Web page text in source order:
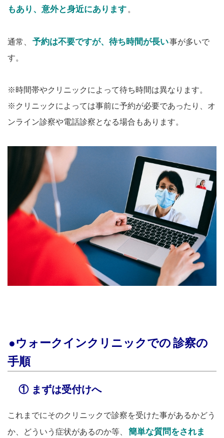
もあり、意外と身近にあります 。
通常、 予約は不要ですが、待ち時間が長い事が多いで
す。
※時間帯やクリニックによって待ち時間は異なります。
※クリニックによっては事前に予約が必要であったり、オ
ンライン診察や電話診察となる場合もあります。
●ウォークインクリニックでの診察の
手順
① まずは受付けへ
これまでにそのクリニックで診察を受けた事があるかどう
か、どういう症状があるのか等、
簡単な質問をされま